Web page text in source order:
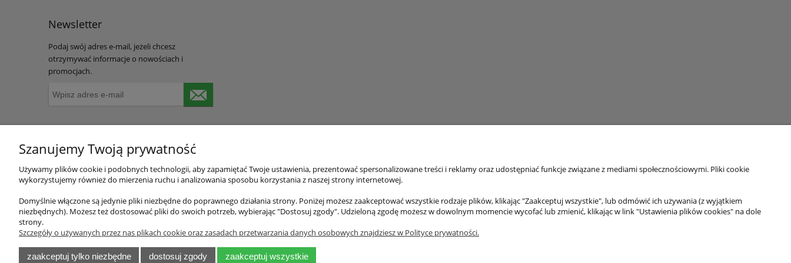
Newsletter
Podaj swój adres e-mail, jeżeli chcesz
otrzymywać informacje o nowościach i
promocjach.
O nas
O firmie
Kontakt
Blog
Obsługa klienta
Metody płatności
Promocje i Rabaty
Współpraca handlowa
Pomoc
Regulamin
Polityka prywatności
Moje konto
Twoje zamówienia
Ustawienia konta
Szanujemy Twoją prywatność
Używamy plików cookie i podobnych technologii, aby zapamiętać Twoje ustawienia, prezentować spersonalizowane treści i reklamy oraz udostępniać funkcje związane z mediami społecznościowymi. Pliki cookie
wykorzystujemy również do mierzenia ruchu i analizowania sposobu korzystania z naszej strony internetowej.
Domyślnie włączone są jedynie pliki niezbędne do poprawnego działania strony. Poniżej możesz zaakceptować wszystkie rodzaje plików, klikając "Zaakceptuj wszystkie", lub odmówić ich używania (z wyjątkiem
niezbędnych). Możesz też dostosować pliki do swoich potrzeb, wybierając "Dostosuj zgody". Udzieloną zgodę możesz w dowolnym momencie wycofać lub zmienić, klikając w link "Ustawienia plików cookies" na dole
strony.
Szczegóły o używanych przez nas plikach cookie oraz zasadach przetwarzania danych osobowych znajdziesz w Polityce prywatności.
zaakceptuj tylko niezbędne dostosuj zgody zaakceptuj wszystkie